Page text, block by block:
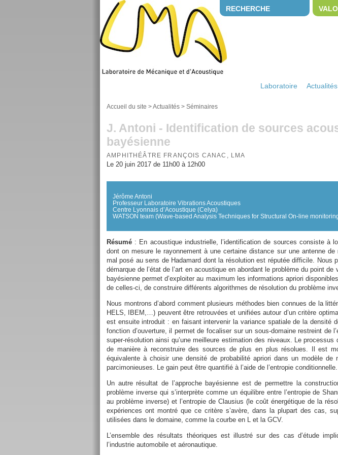
RECHERCHE
Laboratoire Actualités
Accueil du site >Actualités > Séminaires
J. Antoni - Identification de sources
bayésienne
AMPHITHÉÂTRE FRANÇOIS CANAC, LMA
Le 20 juin 2017 de 11h00 à 12h00
Jérôme Antoni
Professeur Laboratoire Vibrations Acoustiques
Centre Lyonnais d’Acoustique (Celya)
WATSON team (Wave-based Analysis Techniques for Structural On-line
Résumé : En acoustique industrielle, l’identification de sources consiste à
dont on mesure le rayonnement à une certaine distance sur une antenne de
mal posé au sens de Hadamard dont la résolution est réputée difficile. Nous
démarque de l’état de l’art en acoustique en abordant le problème du point
bayésienne permet d’exploiter au maximum les informations apriori
de celles-ci, de construire différents algorithmes de résolution du problème
Nous montrons d’abord comment plusieurs méthodes bien connues de la
HELS, IBEM,…) peuvent être retrouvées et unifiées autour d’un critère
est ensuite introduit : en faisant intervenir la variance spatiale de la densité
fonction d’ouverture, il permet de focaliser sur un sous-domaine restreint de
super-résolution ainsi qu’une meilleure estimation des niveaux. Le
de manière à reconstruire des sources de plus en plus résolues. Il est
équivalente à choisir une densité de probabilité apriori dans un modèle de
parcimonieuses. Le gain peut être quantifié à l’aide de l’entropie conditionnelle.
Un autre résultat de l’approche bayésienne est de permettre la
problème inverse qui s’interprète comme un équilibre entre l’entropie de
au problème inverse) et l’entropie de Clausius (le coût énergétique de la
expériences ont montré que ce critère s’avère, dans la plupart des cas,
utilisées dans le domaine, comme la courbe en L et la GCV.
L’ensemble des résultats théoriques est illustré sur des cas d’étude
l’industrie automobile et aéronautique.